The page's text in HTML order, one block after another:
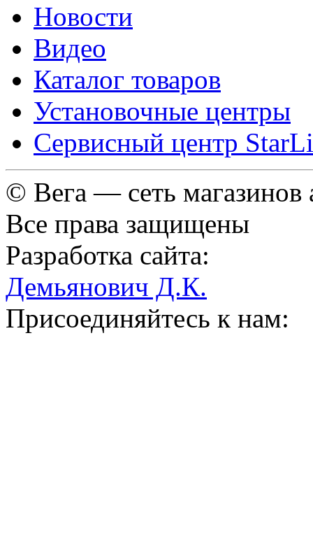
Новости
Видео
Каталог товаров
Установочные центры
Сервисный центр
© Вега — сеть магазинов
Все права защищены
Разработка сайта:
Демьянович Д.К.
Присоединяйтесь к нам: